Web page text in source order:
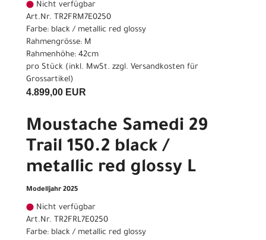
Nicht verfügbar
Art.Nr. TR2FRM7E0250
Farbe: black / metallic red glossy
Rahmengrösse: M
Rahmenhöhe: 42cm
pro Stück (inkl. MwSt. zzgl. Versandkosten für
Grossartikel)
4.899,00 EUR
Moustache Samedi 29
Trail 150.2 black /
metallic red glossy L
Modelljahr 2025
Nicht verfügbar
Art.Nr. TR2FRL7E0250
Farbe: black / metallic red glossy